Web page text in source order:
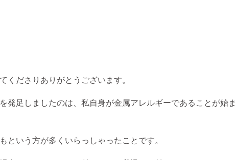
くださりありがとうございます。
発足しましたのは、私自身が金属アレルギーであることが始ま
という方が多くいらっしゃったことです。